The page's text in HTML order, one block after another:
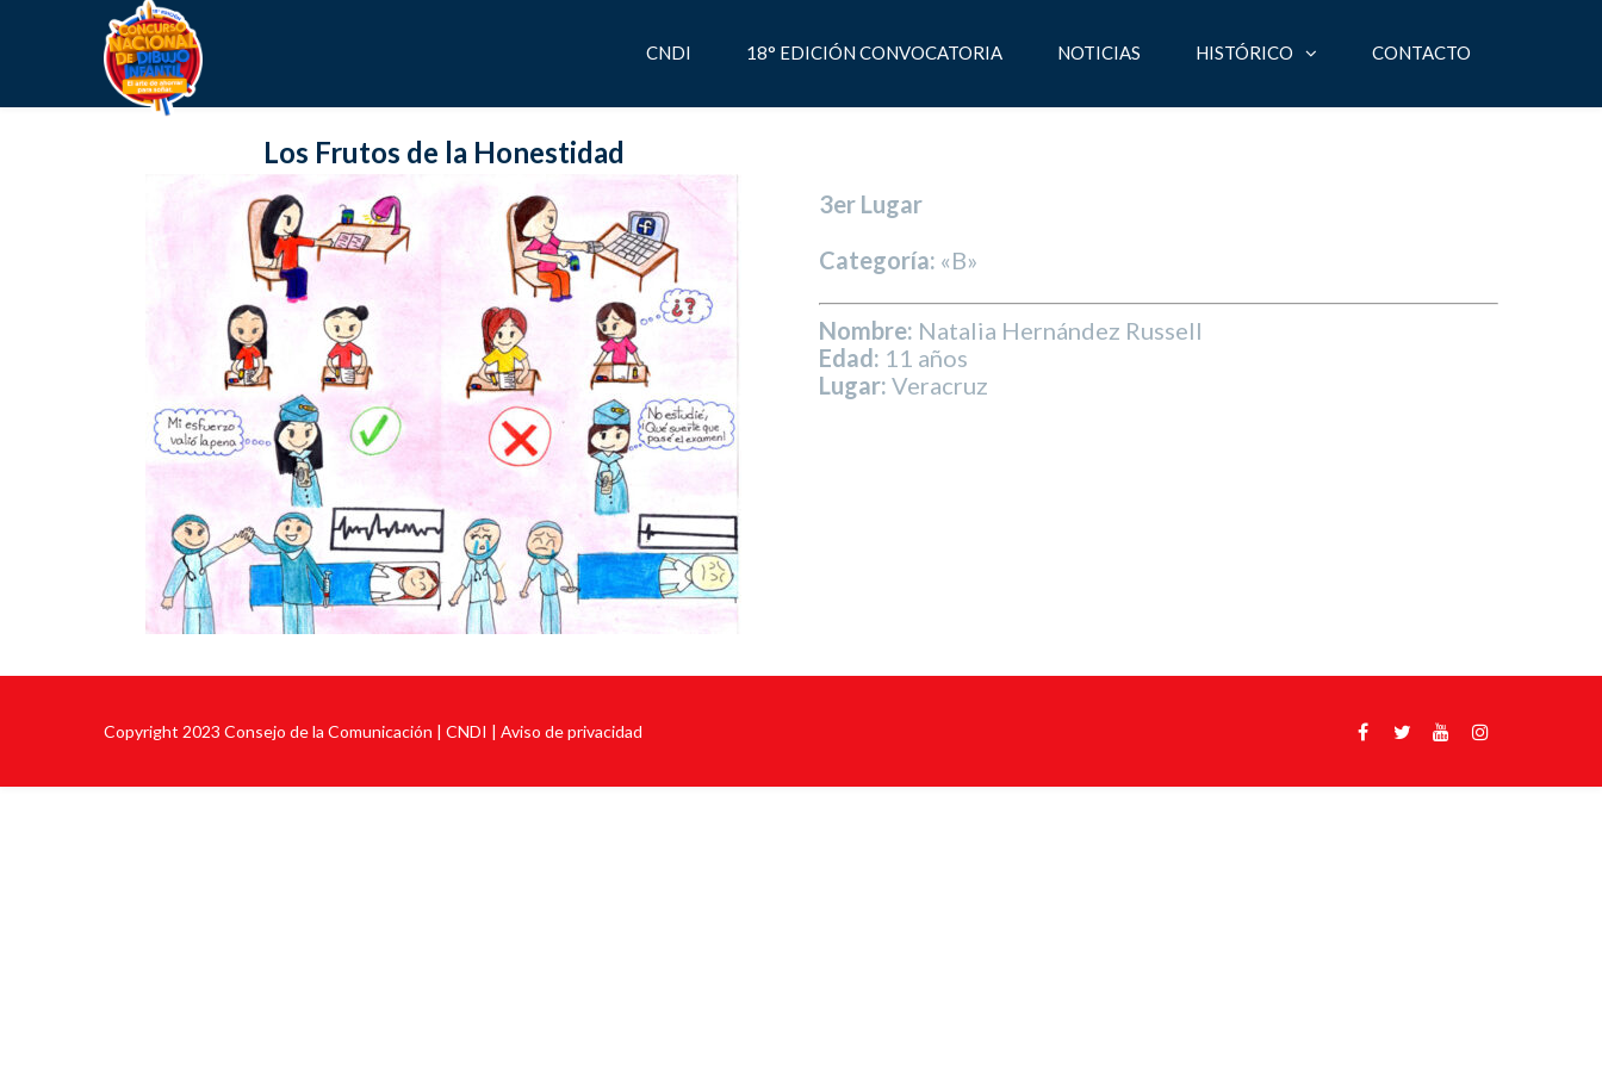
CNDI 18° EDICIÓN CONVOCATORIA NOTICIAS HISTÓRICO CONTACTO
Los Frutos de la Honestidad
3er Lugar
Categoría: «B»
Nombre: Natalia Hernández Russell
Edad: 11 años
Lugar: Veracruz
Copyright 2023 Consejo de la Comunicación | CNDI | Aviso de privacidad